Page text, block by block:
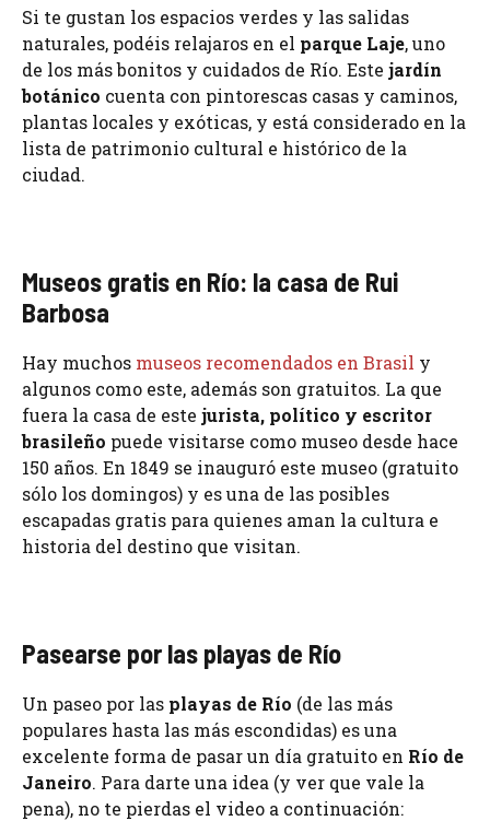
Si te gustan los espacios verdes y las salidas
naturales, podéis relajaros en el parque Laje, uno
de los más bonitos y cuidados de Río. Este jardín
botánico cuenta con pintorescas casas y caminos,
plantas locales y exóticas, y está considerado en la
lista de patrimonio cultural e histórico de la
ciudad.
Museos gratis en Río: la casa de Rui
Barbosa
Hay muchos museos recomendados en Brasil y
algunos como este, además son gratuitos. La que
fuera la casa de este jurista, político y escritor
brasileño puede visitarse como museo desde hace
150 años. En 1849 se inauguró este museo (gratuito
sólo los domingos) y es una de las posibles
escapadas gratis para quienes aman la cultura e
historia del destino que visitan.
Pasearse por las playas de Río
Un paseo por las playas de Río (de las más
populares hasta las más escondidas) es una
excelente forma de pasar un día gratuito en Río de
Janeiro. Para darte una idea (y ver que vale la
pena), no te pierdas el video a continuación: